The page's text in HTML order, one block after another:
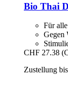
Bio Thai
Für
Gegen
CHF 27.38
Zustellung